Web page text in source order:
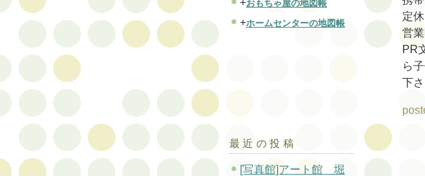
定
営
PR
ら
下さ
おもちゃ屋の地図帳
+ホームセンターの地図帳
最近の投稿
[写真館]アート館 堀